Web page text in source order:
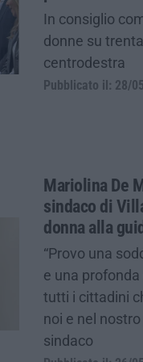
In consiglio
donne su
centrodestra
Pubblicato il: 28/
Mariolina De
sindaco di
donna alla
“Provo una
e una
tutti i cittadini
noi e nel
sindaco